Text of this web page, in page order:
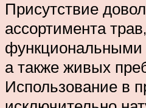
Присутствие
ассортимента
функциональными
а также живых
Использование в